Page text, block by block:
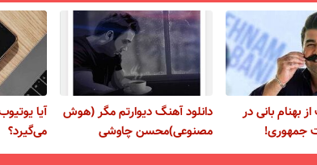
بهنام بانی در
جمهوری!
دانلود آهنگ دیوارتم مگر (هوش
مصنوعی)محسن چاوشی
آیا
می‌گیرد؟